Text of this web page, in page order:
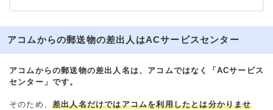
アコムからの郵送物の差出人はACサービスセンター
アコムからの郵送物の差出人名は、アコムではなく「ACサービス
センター」です。
そのため、 差出人名だけではアコムを利用したとは分かりませ